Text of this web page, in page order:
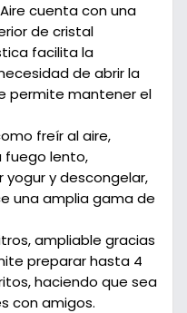
cuenta con una
de cristal
facilita la
de abrir la
permite mantener el
freír al aire,
fuego lento,
y descongelar,
una amplia gama de
ampliable gracias
preparar hasta 4
haciendo que sea
con amigos.